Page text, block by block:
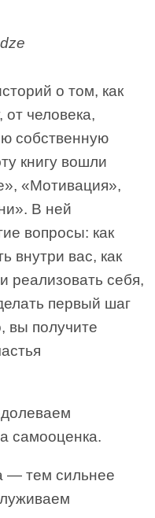
о том, как
человека,
собственную
книгу вошли
«Мотивация»,
В ней
вопросы: как
внутри вас, как
реализовать себя,
первый шаг
вы получите
самооценка.
— тем сильнее